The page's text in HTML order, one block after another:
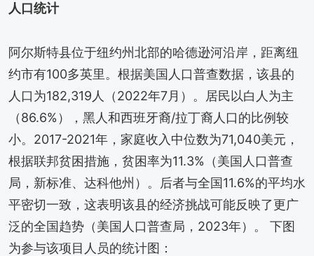
人口统计
阿尔斯特县位于纽约州北部的哈德逊河沿岸，距离纽
约市有100多英里。根据美国人口普查数据，该县的
人口为182,319人（2022年7月）。居民以白人为主
（86.6%），黑人和西班牙裔/拉丁裔人口的比例较
小。2017-2021年，家庭收入中位数为71,040美元，
根据联邦贫困措施，贫困率为11.3%（美国人口普查
局，新标准、达科他州）。后者与全国11.6%的平均水
平密切一致，这表明该县的经济挑战可能反映了更广
泛的全国趋势（美国人口普查局，2023年）。 下图
为参与该项目人员的统计图：